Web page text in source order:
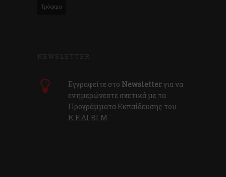
Τρόφιμα
NEWSLETTER
Εγγραφείτε στο Newsletterγια να
ενημερώνεστε σχετικά με τα
Προγράμματα Εκπαίδευσης του
Κ.E.ΔI.ΒI.Μ.